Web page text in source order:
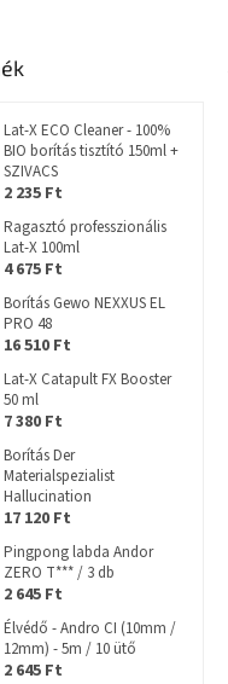
Lat-X ECO Cleaner - 100%
BIO borítás tisztító 150ml +
SZIVACS
2 235 Ft
Ragasztó professzionális
Lat-X 100ml
4 675 Ft
Borítás Gewo NEXXUS EL
PRO 48
16 510 Ft
Lat-X Catapult FX Booster
50 ml
7 380 Ft
Borítás Der
Materialspezialist
Hallucination
17 120 Ft
Pingpong labda Andor
ZERO T*** / 3 db
2 645 Ft
Élvédő - Andro CI (10mm /
12mm) - 5m / 10 ütő
2 645 Ft